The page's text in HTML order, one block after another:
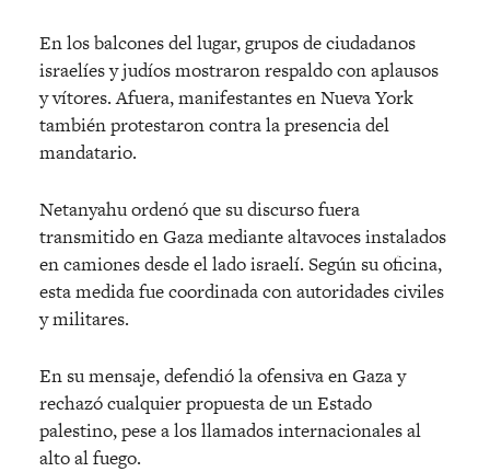
En los balcones del lugar, grupos de ciudadanos
israelíes y judíos mostraron respaldo con aplausos
y vítores. Afuera, manifestantes en Nueva York
también protestaron contra la presencia del
mandatario.
Netanyahu ordenó que su discurso fuera
transmitido en Gaza mediante altavoces instalados
en camiones desde el lado israelí. Según su oficina,
esta medida fue coordinada con autoridades civiles
y militares.
En su mensaje, defendió la ofensiva en Gaza y
rechazó cualquier propuesta de un Estado
palestino, pese a los llamados internacionales al
alto al fuego.